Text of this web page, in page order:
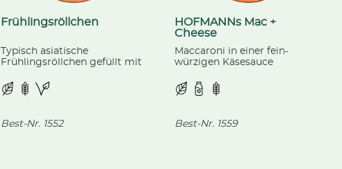
Frühlingsröllchen
Typisch asiatische
Frühlingsröllchen gefüllt mit
Zwiebeln, Glasnudeln und
Pilzen, mit unserer pikanten,
Marmelade.
Best-Nr. 1552
HOFMANNs Mac +
Cheese
Maccaroni in einer fein-
würzigen Käsesauce
Mozzarella), mit Käse
überbacken.
Best-Nr. 1559